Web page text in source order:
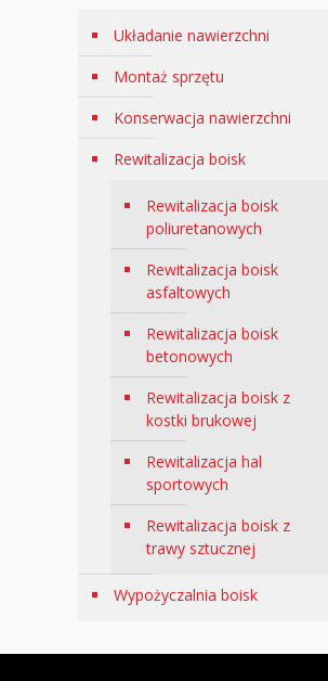
Układanie nawierzchni
Montaż sprzętu
Konserwacja nawierzchni
Rewitalizacja boisk
Rewitalizacja boisk
poliuretanowych
Rewitalizacja boisk
asfaltowych
Rewitalizacja boisk
betonowych
Rewitalizacja boisk z
kostki brukowej
Rewitalizacja hal
sportowych
Rewitalizacja boisk z
trawy sztucznej
Wypożyczalnia boisk